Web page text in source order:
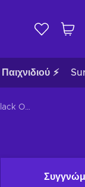
⚡
Call of Duty: Black Ops 4 - Captain Price (DLC) XBOX LIVE Key GLOBAL